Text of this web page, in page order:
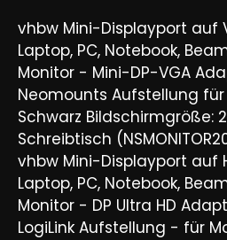
vhbw Mini-Displayport auf
Laptop, PC, Notebook,
Monitor - Mini-DP-VGA
Neomounts Aufstellung
Schwarz Bildschirmgröße:
Schreibtisch
vhbw Mini-Displayport auf
Laptop, PC, Notebook,
Monitor - DP Ultra HD
LogiLink Aufstellung - für